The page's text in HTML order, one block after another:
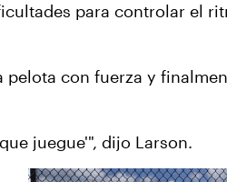
para controlar el
con fuerza y
juegue'", dijo Larson.